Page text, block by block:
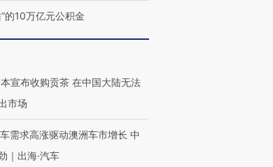
”的10万亿元公积金
宣布收购贡茶 在中国大陆无法
市场
需求高涨驱动澳洲车市增长 中
｜出海·汽车